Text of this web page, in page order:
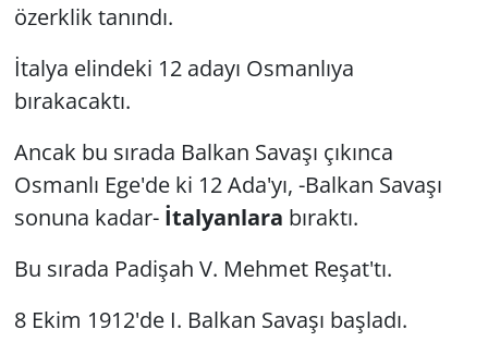
özerklik tanındı.
İtalya elindeki 12 adayı Osmanlıya
bırakacaktı.
Ancak bu sırada Balkan Savaşı çıkınca
Osmanlı Ege'de ki 12 Ada'yı, -Balkan Savaşı
sonuna kadar- İtalyanlara bıraktı.
Bu sırada Padişah V. Mehmet Reşat'tı.
8 Ekim 1912'de I. Balkan Savaşı başladı.